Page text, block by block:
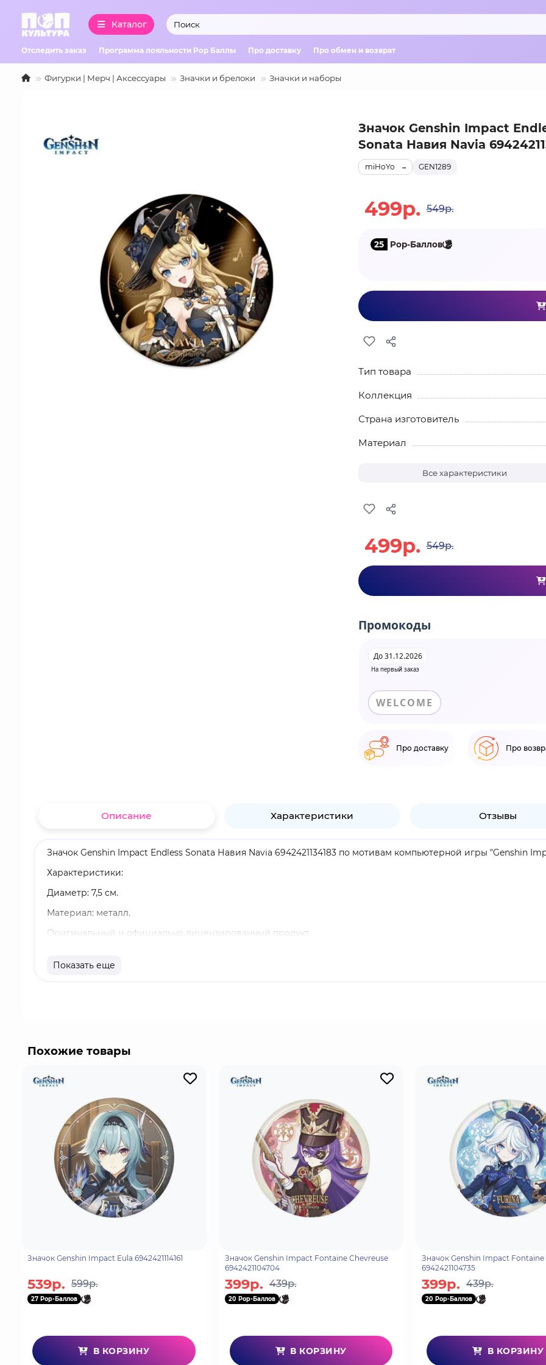
Каталог
Отследить заказ Программа лояльности Pop Баллы Про доставку Про обмен и возврат
Фигурки | Мерч | Аксессуары Значки и брелоки Значки и наборы
Значок Genshin Impact
Sonata Навия Navia
GEN1289
miHoYo
499р. 549р.
25 Pop-Баллов
Тип товара
Коллекция
Страна изготовитель
Материал
Все характеристики
499р. 549р.
Промокоды
На первый заказ
До 31.12.2026
WELCOME
Про доставку Про
Описание Характеристики Отзывы
Значок Genshin Impact Endless Sonata Навия Navia 6942421134183 по мотивам компьютерной игры "Genshin
Характеристики:
Диаметр: 7,5 см.
Материал: металл.
Оригинальный и официально лицензированный продукт.
Навия Каспар - играбельный Гео персонаж. Когда Навия или другой персонаж отряда подбирает
Показать еще
Похожие товары
Значок Genshin Impact Eula 6942421114161
539р. 599р.
27 Pop-Баллов
В КОРЗИНУ
Значок Genshin Impact Fontaine Chevreuse
6942421104704
399р. 439р.
20 Pop-Баллов
В КОРЗИНУ
Значок Genshin Impact Fontaine
6942421104735
399р. 439р.
20 Pop-Баллов
В КОРЗИНУ